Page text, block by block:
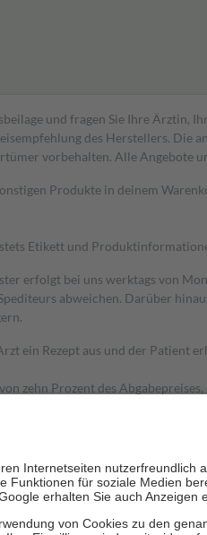
und fragen Sie Ihre
des Herstellers. Die
vorbehalten. Alle Angebote
Produkte in deinem
Etikett und
erfolgt bei uns werktags von
abweichen. Darüber
ein Rezept aus und der Patient
zehn Prozent des Abgabepreises,
zu stärken und die
mit Ausnahme der
von der GKV getragen werden